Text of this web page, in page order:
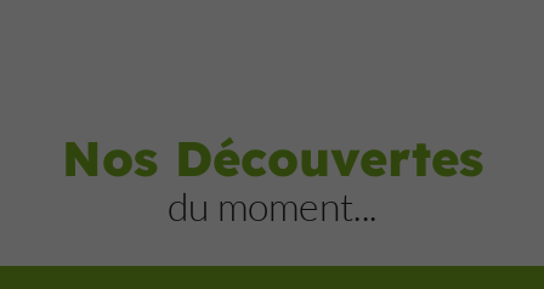
Nos Découvertes
du moment...